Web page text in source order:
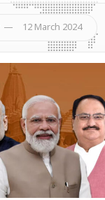
12 March 2024